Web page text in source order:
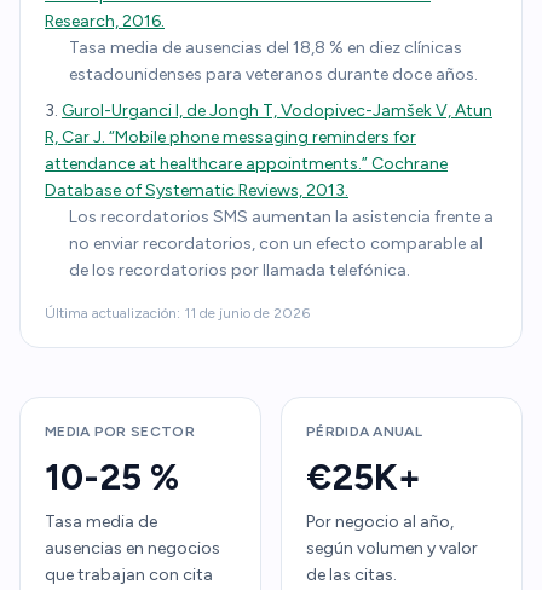
Research, 2016.
Tasa media de ausencias del 18,8 % en diez clínicas
estadounidenses para veteranos durante doce años.
Gurol-Urganci I, de Jongh T, Vodopivec-Jamšek V, Atun
R, Car J. “Mobile phone messaging reminders for
attendance at healthcare appointments.” Cochrane
Database of Systematic Reviews, 2013.
Los recordatorios SMS aumentan la asistencia frente a
no enviar recordatorios, con un efecto comparable al
de los recordatorios por llamada telefónica.
Última actualización: 11 de junio de 2026
MEDIA POR SECTOR
10-25 %
Tasa media de
ausencias en negocios
que trabajan con cita
PÉRDIDA ANUAL
€25K+
Por negocio al año,
según volumen y valor
de las citas.